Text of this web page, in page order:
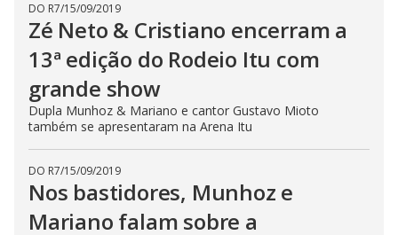
DO R7/15/09/2019
Zé Neto & Cristiano encerram a
13ª edição do Rodeio Itu com
grande show
Dupla Munhoz & Mariano e cantor Gustavo Mioto
também se apresentaram na Arena Itu
DO R7/15/09/2019
Nos bastidores, Munhoz e
Mariano falam sobre a